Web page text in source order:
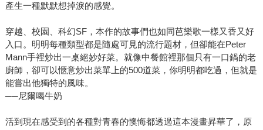
產生一種默默想掉淚的感覺。
穿越、校園、科幻SF，本作的故事們也如同芭樂歌一樣又香又好
入口。明明每種類型都是隨處可見的流行題材，但卻能在Peter
Mann手裡炒出一桌絕妙好菜。就像中餐館裡那個只有一口鍋的老
廚師，卻可以愜意炒出菜單上的500道菜，你明明都吃過，但就是
能嘗出他獨特的風味。
──尼爾喝牛奶
活到現在感受到的各種對青春的懊悔都透過這本漫畫昇華了，原